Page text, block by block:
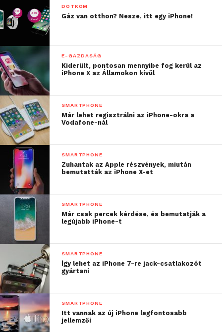
DOTKOM
Gáz van otthon? Nesze, itt egy iPhone!
E-GAZDASÁG
Kiderült, pontosan mennyibe fog kerül az
iPhone X az Államokon kívül
SMARTPHONE
Már lehet regisztrálni az iPhone-okra a
Vodafone-nál
SMARTPHONE
Zuhantak az Apple részvények, miután
bemutatták az iPhone X-et
SMARTPHONE
Már csak percek kérdése, és bemutatják a
legújabb iPhone-t
SMARTPHONE
Így lehet az iPhone 7-re jack-csatlakozót
gyártani
SMARTPHONE
Itt vannak az új iPhone legfontosabb
jellemzői